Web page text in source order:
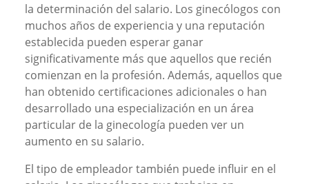
la determinación del salario. Los ginecólogos con
muchos años de experiencia y una reputación
establecida pueden esperar ganar
significativamente más que aquellos que recién
comienzan en la profesión. Además, aquellos que
han obtenido certificaciones adicionales o han
desarrollado una especialización en un área
particular de la ginecología pueden ver un
aumento en su salario.
El tipo de empleador también puede influir en el